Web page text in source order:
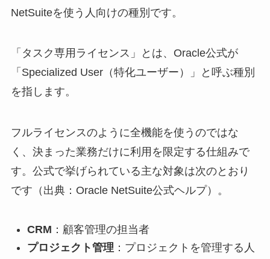
NetSuiteを使う人向けの種別です。
「タスク専用ライセンス」とは、Oracle公式が
「Specialized User（特化ユーザー）」と呼ぶ種別
を指します。
フルライセンスのように全機能を使うのではな
く、決まった業務だけに利用を限定する仕組みで
す。公式で挙げられている主な対象は次のとおり
です（出典：Oracle NetSuite公式ヘルプ）。
CRM ：顧客管理の担当者
プロジェクト管理 ：プロジェクトを管理する人